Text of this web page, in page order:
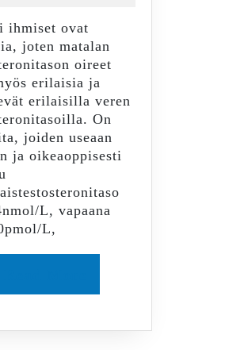
ihmiset ovat
joten matalan
oireet
erilaisia ja
erilaisilla veren
On
joiden useaan
ja oikeaoppisesti
L, vapaana
L,
More